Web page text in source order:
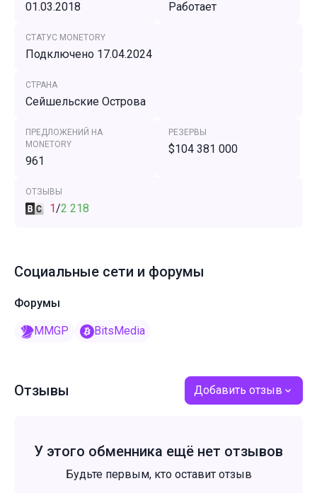
01.03.2018 Работает
СТАТУС MONETORY
Подключено 17.04.2024
СТРАНА
Сейшельские Острова
ПРЕДЛОЖЕНИЙ НА
MONETORY
961
РЕЗЕРВЫ
$104 381 000
ОТЗЫВЫ
1/2 218
Социальные сети и форумы
Форумы
MMGP BitsMedia
Отзывы Добавить отзыв
У этого обменника ещё нет отзывов
Будьте первым, кто оставит отзыв